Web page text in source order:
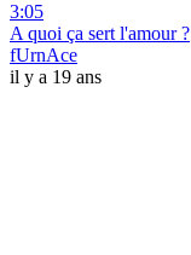
3:05
A quoi ça sert l'amour ?
fUrnAce
il y a 19 ans